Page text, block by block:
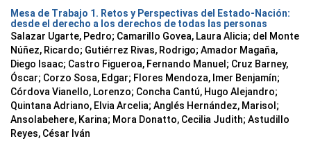
Mesa de Trabajo 1. Retos y Perspectivas del Estado-Nación:
desde el derecho a los derechos de todas las personas
Salazar Ugarte, Pedro; Camarillo Govea, Laura Alicia; del Monte
Núñez, Ricardo; Gutiérrez Rivas, Rodrigo; Amador Magaña,
Diego Isaac; Castro Figueroa, Fernando Manuel ; Cruz Barney,
Óscar; Corzo Sosa, Edgar; Flores Mendoza, Imer Benjamín;
Córdova Vianello, Lorenzo; Concha Cantú, Hugo Alejandro;
Quintana Adriano, Elvia Arcelia; Anglés Hernández, Marisol ;
Ansolabehere, Karina; Mora Donatto, Cecilia Judith; Astudillo
Reyes, César Iván